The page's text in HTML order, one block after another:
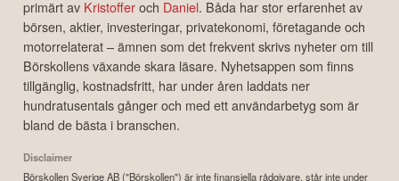
primärt av Kristofferoch Daniel. Båda har stor erfarenhet av
börsen, aktier, investeringar, privatekonomi, företagande och
motorrelaterat – ämnen som det frekvent skrivs nyheter om till
Börskollens växande skara läsare. Nyhetsappen som finns
tillgänglig, kostnadsfritt, har under åren laddats ner
hundratusentals gånger och med ett användarbetyg som är
bland de bästa i branschen.
Disclaimer
Börskollen Sverige AB ("Börskollen") är inte finansiella rådgivare, står inte under